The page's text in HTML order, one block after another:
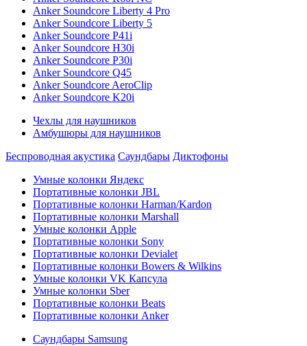
Anker Soundcore Liberty 4 Pro
Anker Soundcore Liberty 5
Anker Soundcore P41i
Anker Soundcore H30i
Anker Soundcore P30i
Anker Soundcore Q45
Anker Soundcore AeroClip
Anker Soundcore K20i
Чехлы для наушников
Амбушюры для наушников
Беспроводная акустика Саундбары Диктофоны
Умные колонки Яндекс
Портативные колонки JBL
Портативные колонки Harman/Kardon
Портативные колонки Marshall
Умные колонки Apple
Портативные колонки Sony
Портативные колонки Devialet
Портативные колонки Bowers & Wilkins
Умные колонки VK Капсула
Умные колонки Sber
Портативные колонки Beats
Портативные колонки Anker
Саундбары Samsung